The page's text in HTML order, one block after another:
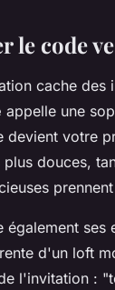
le code
cache des
appelle une
devient votre
douces,
également ses
d'un loft
l'invitation :